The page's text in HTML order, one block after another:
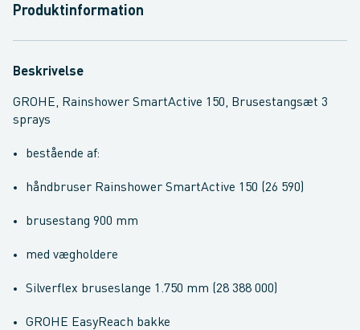
Produktinformation
Beskrivelse
GROHE, Rainshower SmartActive 150, Brusestangsæt 3
sprays
bestående af:
håndbruser Rainshower SmartActive 150 (26 590)
brusestang 900 mm
med vægholdere
Silverflex bruseslange 1.750 mm (28 388 000)
GROHE EasyReach bakke